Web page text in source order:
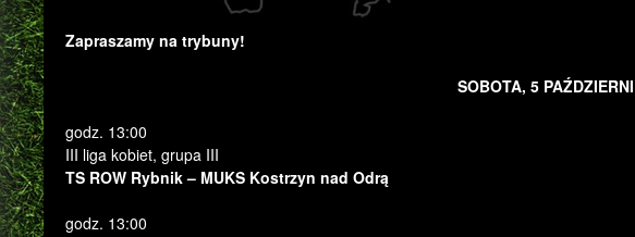
Zapraszamy na trybuny!
SOBOTA, 5
godz. 13:00
III liga kobiet, grupa III
TS ROW Rybnik – MUKS Kostrzyn nad Odrą
godz. 13:00